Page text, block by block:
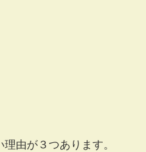
由が３つあります。